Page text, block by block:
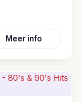
Meer info